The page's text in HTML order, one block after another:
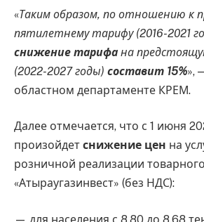
«Таким образом, по отношению к
пятилетнему тарифу (2016-2021
снижение тарифа на
(2022-2027 годы) составит 15%»,
областном департаменте КРЕМ.
Далее отмечается, что с 1 июня
произойдет снижение цен на
розничной реализации
«Атыраугазинвест» (без НДС):